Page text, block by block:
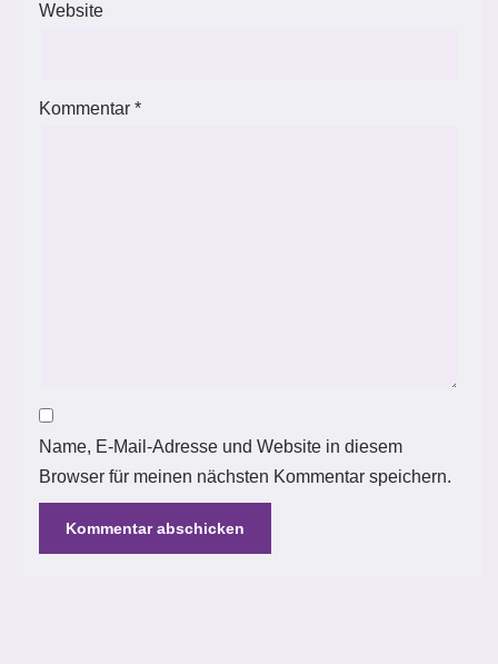
Website
Kommentar *
Name, E-Mail-Adresse und Website in diesem
Browser für meinen nächsten Kommentar speichern.